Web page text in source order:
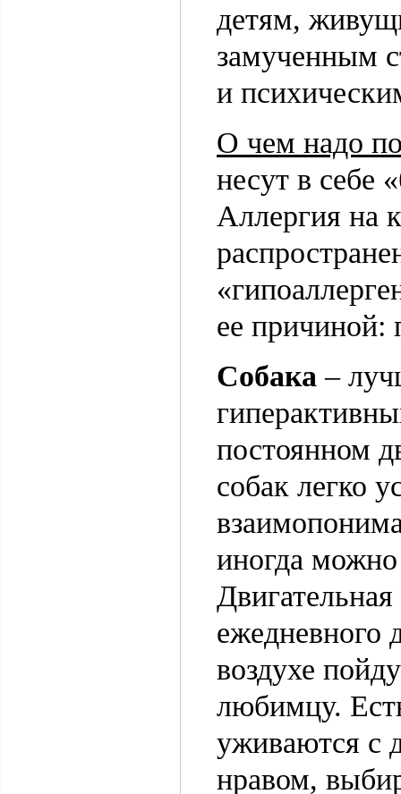
детям,
замученным
и
О чем надо
несут в себе
Аллергия на
ее причиной:
Собака –
постоянном
собак легко
иногда можно
ежедневного
воздухе
любимцу.
уживаются с
нравом,